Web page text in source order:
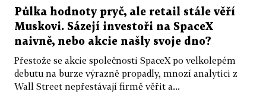
Půlka hodnoty pryč, ale retail stále věří
Muskovi. Sázejí investoři na SpaceX
naivně, nebo akcie našly svoje dno?
Přestože se akcie společnosti SpaceX po velkolepém
debutu na burze výrazně propadly, mnozí analytici z
Wall Street nepřestávají firmě věřit a...